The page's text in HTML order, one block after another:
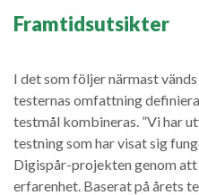
Framtidsutsikter
I det som följer närmast
testernas omfattning
testmål kombineras. ”Vi har
testning som har visat sig
Digispår-projekten genom
erfarenhet. Baserat på årets